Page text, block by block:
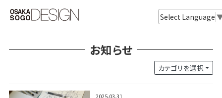
Select Language
お知らせ
カテゴリを選択
2025.03.31